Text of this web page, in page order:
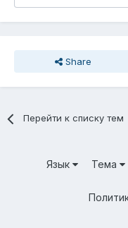
Share
Перейти к списку тем
Язык Тема